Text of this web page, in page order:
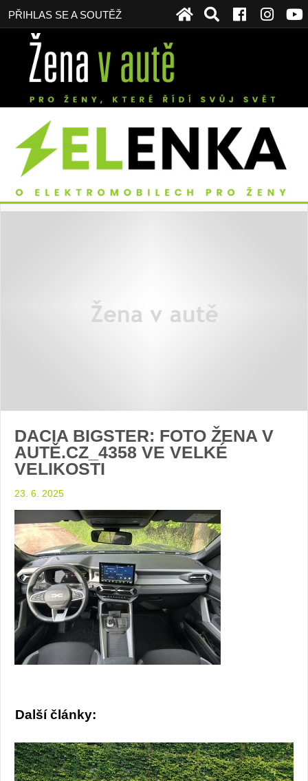
PŘIHLAS SE A SOUTĚŽ
DACIA BIGSTER: FOTO ŽENA V
AUTĚ.CZ_4358 VE VELKÉ
VELIKOSTI
23. 6. 2025
Další články: